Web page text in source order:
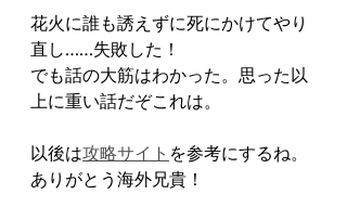
花火に誰も誘えずに死にかけてやり
直し……失敗した！
でも話の大筋はわかった。思った以
上に重い話だぞこれは。
以後は攻略サイト を参考にするね。
ありがとう海外兄貴！